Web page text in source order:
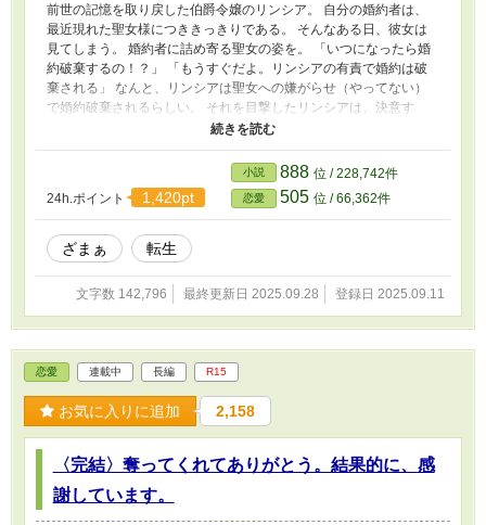
前世の記憶を取り戻した伯爵令嬢のリンシア。 自分の婚約者は、
最近現れた聖女様につききっきりである。 そんなある日、彼女は
見てしまう。 婚約者に詰め寄る聖女の姿を。 「いつになったら婚
約破棄するの！？」 「もうすぐだよ。リンシアの有責で婚約は破
棄される」 なんと、リンシアは聖女への嫌がらせ（やってない）
で婚約破棄されるらしい。 それを目撃したリンシアは、決意す
る。 「婚約破棄される前に、こちらから破棄してしてさしあげる
たリンシアは強い。吹っ切れた彼女は、魔法道具を作ったり、文官
を目指したりと、勝手に幸せになることにした。 ☆ご心配なく、
婚約者様。の修正版です。詳しくは近況ボードをご確認ください
m(_ _)m ☆10万文字前後完結予定です
24h.ポイント 1,420pt
小説 888 位 / 228,742件
恋愛 505 位 / 66,362件
ざまぁ 転生
文字数 142,796 最終更新日 2025.09.28 登録日 2025.09.11
恋愛 連載中 長編 R15
お気に入りに追加 2,158
〈完結〉奪ってくれてありがとう。結果的に、感
謝しています。